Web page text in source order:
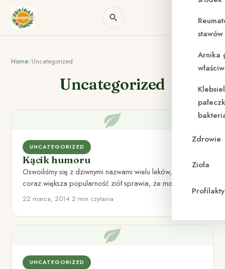
Arnika
Zdrowie
Zioła
Home/Uncategorized
Uncategorized
UNCATEGORIZED
Kącik humoru
Oswoiliśmy się z dziwnymi nazwami wielu leków, ale
coraz większa popularność ziół sprawia, że można
napotkać na osoby…
22 marca, 2014•2 min czytania
UNCATEGORIZED